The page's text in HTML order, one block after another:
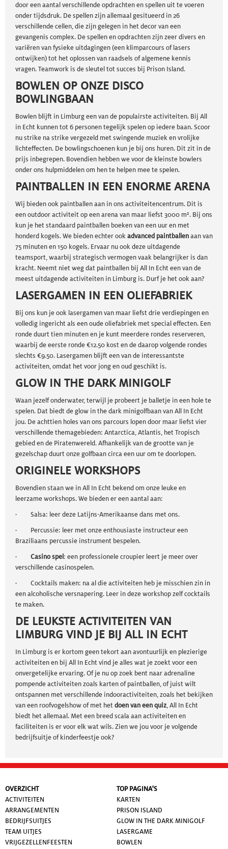
door een aantal verschillende opdrachten en spellen uit te voeren
onder tijdsdruk. De spellen zijn allemaal gesitueerd in 26
verschillende cellen, die zijn gelegen in het decor van een
gevangenis complex. De spellen en opdrachten zijn zeer divers en
variëren van fysieke uitdagingen (een klimparcours of lasers
ontwijken) tot het oplossen van raadsels of algemene kennis
vragen. Teamwork is de sleutel tot succes bij Prison Island.
BOWLEN OP ONZE DISCO
BOWLINGBAAN
Bowlen blijft in Limburg een van de populairste activiteiten. Bij All
in Echt kunnen tot 6 personen tegelijk spelen op iedere baan. Scoor
nu strike na strike vergezeld met swingende muziek en vrolijke
lichteffecten. De bowlingschoenen kun je bij ons huren. Dit zit in de
prijs inbegrepen. Bovendien hebben we voor de kleinste bowlers
onder ons hulpmiddelen om hen te helpen mee te spelen.
PAINTBALLEN IN EEN ENORME ARENA
Wij bieden ook paintballen aan in ons activiteitencentrum. Dit is
een outdoor activiteit op een arena van maar liefst 3000 m². Bij ons
kun je het standaard paintballen boeken van een uur en met
honderd kogels. We bieden echter ookadvanced paintballenaan van
75 minuten en 150 kogels. Ervaar nu ook deze uitdagende
teamsport, waarbij strategisch vermogen vaak belangrijker is dan
kracht. Neemt niet weg dat paintballen bij All In Echt een van de
meest uitdagende activiteiten in Limburg is. Durf je het ook aan?
LASERGAMEN IN EEN OLIEFABRIEK
Bij ons kun je ook lasergamen van maar liefst drie verdiepingen en
volledig ingericht als een oude oliefabriek met special effecten. Een
ronde duurt tien minuten en je kunt meerdere rondes reserveren,
waarbij de eerste ronde €12.50 kost en de daarop volgende rondes
slechts €9.50. Lasergamen blijft een van de interessantste
activiteiten, omdat het voor jong en oud geschikt is.
GLOW IN THE DARK MINIGOLF
Waan jezelf onderwater, terwijl je probeert je balletje in een hole te
spelen. Dat biedt de glow in the dark minigolfbaan van All In Echt
jou. De achttien holes van ons parcours lopen door maar liefst vier
verschillende themagebieden: Antarctica, Atlantis, het Tropisch
gebied en de Piratenwereld. Afhankelijk van de grootte van je
gezelschap duurt onze golfbaan circa een uur om te doorlopen.
ORIGINELE WORKSHOPS
Bovendien staan we in All In Echt bekend om onze leuke en
leerzame workshops. We bieden er een aantal aan:
· Salsa: leer deze Latijns-Amerikaanse dans met ons.
· Percussie: leer met onze enthousiaste instructeur een
Braziliaans percussie instrument bespelen.
·
Casino spel: een professionele croupier leert je meer over
verschillende casinospelen.
· Cocktails maken: na al die activiteiten heb je misschien zin in
een alcoholische versnapering. Leer in deze workshop zelf cocktails
te maken.
DE LEUKSTE ACTIVITEITEN VAN
LIMBURG VIND JE BIJ ALL IN ECHT
In Limburg is er kortom geen tekort aan avontuurlijk en plezierige
activiteiten en bij All In Echt vind je alles wat je zoekt voor een
onvergetelijke ervaring. Of je nu op zoek bent naar adrenaline
pompende activiteiten zoals karten of paintballen, of juist wilt
ontspannen met verschillende indooractiviteiten, zoals het bekijken
van een roofvogelshow of met hetdoen van een quiz, All In Echt
biedt het allemaal. Met een breed scala aan activiteiten en
faciliteiten is er voor elk wat wils. Zien we jou voor je volgende
bedrijfsuitje of kinderfeestje ook?
OVERZICHT
ACTIVITEITEN
ARRANGEMENTEN
BEDRIJFSUITJES
TEAM UITJES
VRIJGEZELLENFEESTEN
TOP PAGINA'S
KARTEN
PRISON ISLAND
GLOW IN THE DARK MINIGOLF
LASERGAME
BOWLEN